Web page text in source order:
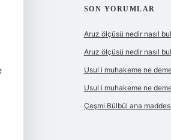
SON YORUMLAR
Aruz ölçüsü nedir nasıl
Aruz ölçüsü nedir nasıl
Usul i muhakeme ne
Usul i muhakeme ne
Çeşmi Bülbül ana